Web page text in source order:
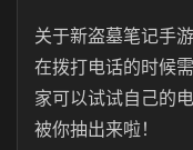
关于新盗墓笔记手
在拨打电话的时候
家可以试试自己的
被你抽出来啦！